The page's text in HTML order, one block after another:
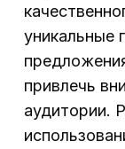
уникальные
привлечь
аудитории.